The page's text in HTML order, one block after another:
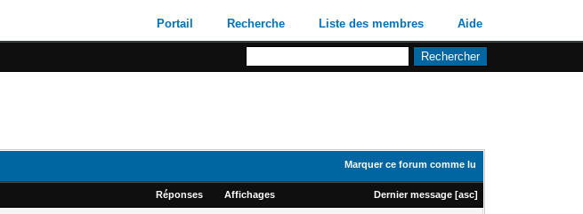
Portail Recherche Liste des membres Aide
Marquer ce forum comme lu
Réponses Affichages Dernier message [asc]